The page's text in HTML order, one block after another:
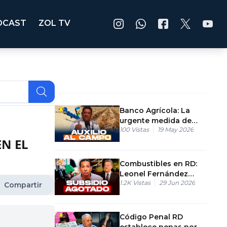
ZOL TV
EL
Compartir
Banco Agrícola: La
urgente medida de
crédito supervisado
100 Vistas 19 May 2026
Combustibles en RD:
Leonel Fernández
revela que subsidio
1.2K Vistas 29 Jun 2026
Código Penal RD